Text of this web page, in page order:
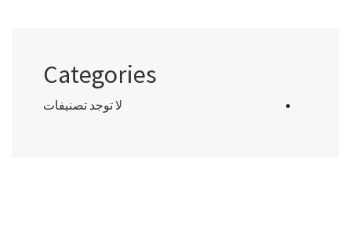
Categories
لا توجد تصنيفات